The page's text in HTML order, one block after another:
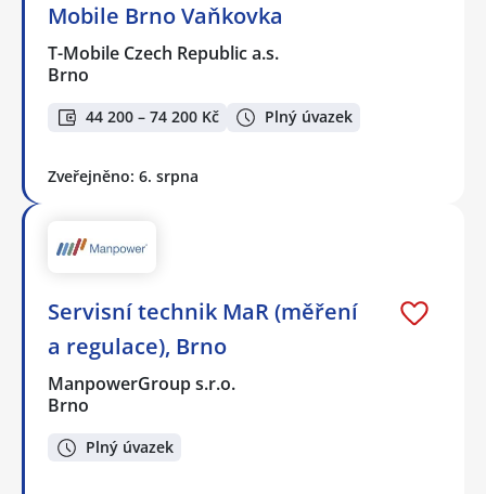
Mobile Brno Vaňkovka
T-Mobile Czech Republic a.s.
Brno
44 200 – 74 200 Kč Plný úvazek
Zveřejněno: 6. srpna
Servisní technik MaR (měření
a regulace), Brno
ManpowerGroup s.r.o.
Brno
Plný úvazek